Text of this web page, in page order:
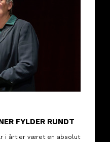
FYLDER RUNDT
i årtier været en absolut